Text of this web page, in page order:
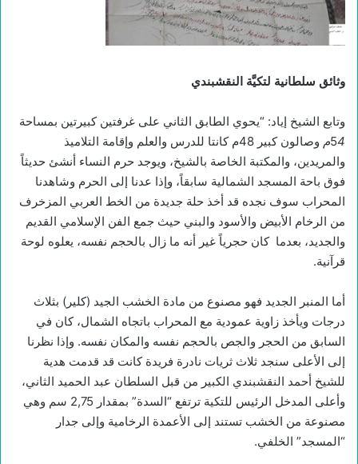
وثائق سلطانية لتكيَّة النقشبندي
وتابع الشيخ إياد: “يحوي الطابق الثاني على غرفتين كبيرتين بمساحة
54 م
وصالون كبير 48م كانتا للدرس والعلم وإقامة التلاميذ
والمريدين، والمكتبة الخاصة بالشيخ، ويوجد حرم النساء أنشئ حديثاً
فوق باحة المسجد الشمالية سابقاً، وإذا عدنا إلى الحرم وشاهدنا
المحراب سوف نجده قد أخذ حلة جديدة من الخط العربي المزخرف
من الرخام الأبيض والأسود والبني حيث جمع الفن الإسلامي القديم
والجديد، بعدما كان حجرياً غير أنه ما زال بالحجم نفسه، يعلوه لوحة
قرآنية.
أما المنبر الجديد فهو مصنوع من مادة الخشب الجيد (كلير) بثلاث
درجات ويأخذ زاوية عمودية مع المحراب باتجاه الشمال، كان في
السابق من الحجر والجص بالحجم نفسه والمكان نفسه. وإذا نظرنا
إلى الأعلى سنجد ثلاث ثريات نادرة فريدة كانت قد قدمت هدية
للشيخ أحمد النقشبندي الكبير من قبل السلطان عبد الحميد الثاني،
وأعلى المدخل الرئيس للتكية ترتفع “السدة” بمقدار 2,75 سم وهي
مصنوعة من الخشب تستند إلى الأعمدة الرخامية وإلى جدار
“المسجد” الخلفي.